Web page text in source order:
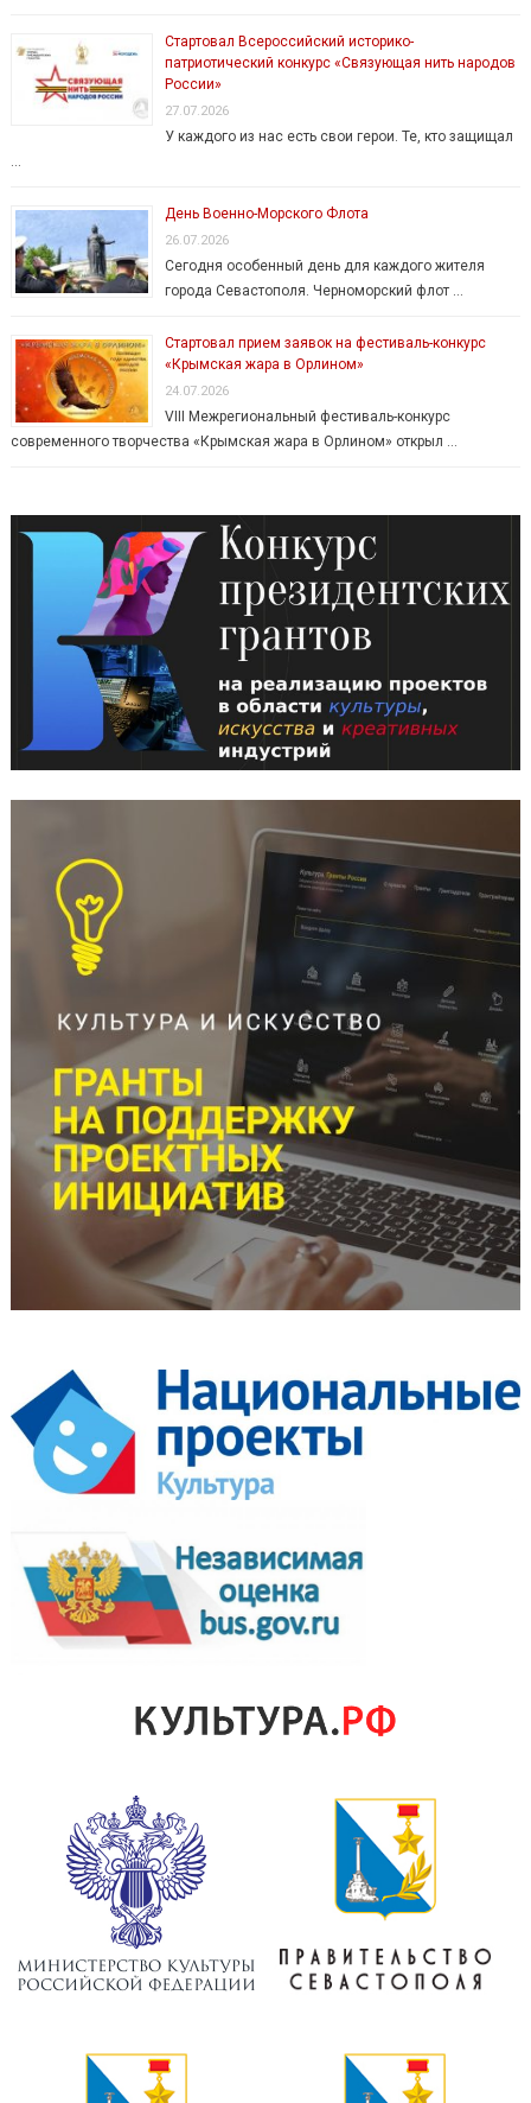
Стартовал Всероссийский историко-
патриотический конкурс «Связующая нить народов
России»
27.07.2026
У каждого из нас есть свои герои. Те, кто защищал
…
День Военно-Морского Флота
26.07.2026
Сегодня особенный день для каждого жителя
города Севастополя. Черноморский флот …
Стартовал прием заявок на фестиваль-конкурс
«Крымская жара в Орлином»
24.07.2026
VIII Межрегиональный фестиваль-конкурс
современного творчества «Крымская жара в Орлином» открыл …